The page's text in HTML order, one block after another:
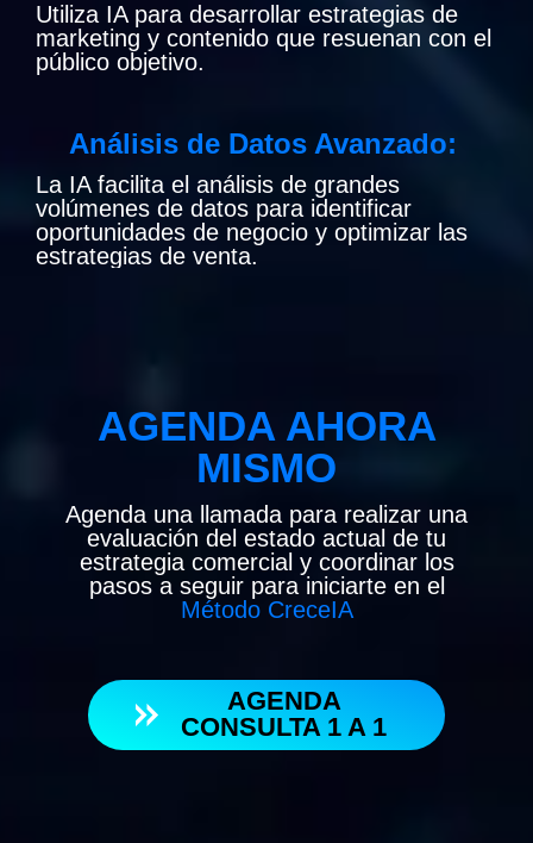
Utiliza IA para desarrollar estrategias de
marketing y contenido que resuenan con el
público objetivo.
Análisis de Datos Avanzado:
La IA facilita el análisis de grandes
volúmenes de datos para identificar
oportunidades de negocio y optimizar las
estrategias de venta.
AGENDA AHORA
MISMO
Agenda una llamada para realizar una
evaluación del estado actual de tu
estrategia comercial y coordinar los
pasos a seguir para iniciarte en el
Método CreceIA
AGENDA
CONSULTA 1 A 1